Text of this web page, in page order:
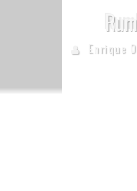
Enrique